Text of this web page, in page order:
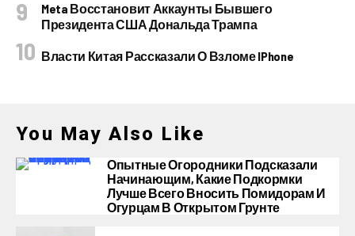
Meta Восстановит Аккаунты Бывшего
Президента США Дональда Трампа
Власти Китая Рассказали О Взломе IPhone
You May Also Like
Опытные Огородники Подсказали
Начинающим, Какие Подкормки
Лучше Всего Вносить Помидорам И
Огурцам В Открытом Грунте